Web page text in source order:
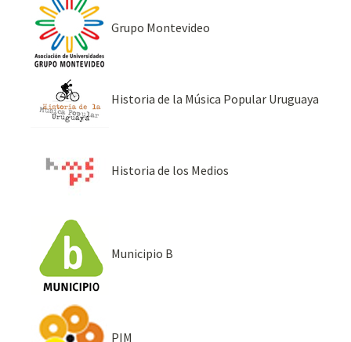
Grupo Montevideo
Historia de la Música Popular Uruguaya
Historia de los Medios
Municipio B
PIM